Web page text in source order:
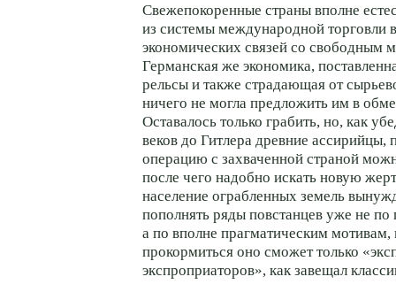
Свежепокоренные страны вполне
из системы международной торговли в
экономических связей со свободным
Германская же экономика,
рельсы и также страдающая от
ничего не могла предложить им в
Оставалось только грабить, но, как
веков до Гитлера древние ассирийцы,
операцию с захваченной страной
после чего надобно искать новую
население ограбленных земель
пополнять ряды повстанцев уже не по
а по вполне прагматическим мотивам,
прокормиться оно сможет только
экспроприаторов», как завещал